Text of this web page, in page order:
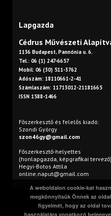
Lapgazda
Cédrus Művészeti
1136 Budapest, Pannónia u. 6.
Tel.: 06 (1) 247-6657
Mobil: 06 (30) 511-3762
Adószám: 18110661-2-41
Számlaszám: 11713012-21181665
ISSN 1588-1466
Főszerkesztő és felelős kiadó:
Szondi György
szon46gy@gmail.com
Főszerkesztő-helyettes
(honlapgazda, képgrafikai
Hegyi-Botos Attila
online.naput@gmail.com
Minden jog
A weboldalon cookie-kat
megkönnyítsük Önnek az
figyelmét, hogy az oldal
használatára vonatkozó